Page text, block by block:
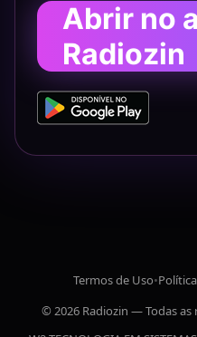
Abrir no
Radiozin
Termos de Uso•
© 2026 Radiozin — Todas as